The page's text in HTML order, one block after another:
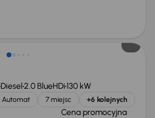
Diesel2.0 BlueHDi130 kW
Automat 7 miejsc +6 kolejnych
Cena promocyjna